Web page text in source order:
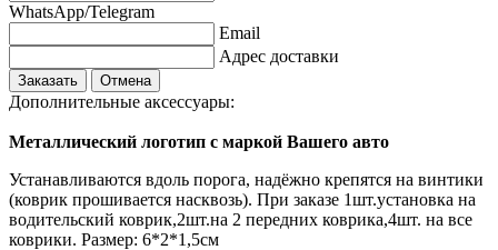
WhatsApp/Telegram
Email
Адрес доставки
Заказать Отмена
Дополнительные аксессуары:
Металлический логотип с маркой Вашего авто
Устанавливаются вдоль порога, надёжно крепятся на винтики
(коврик прошивается насквозь). При заказе 1шт.установка на
водительский коврик,2шт.на 2 передних коврика,4шт. на все
коврики. Размер: 6*2*1,5см